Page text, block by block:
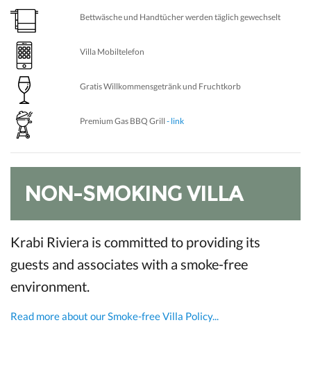
Bettwäsche und Handtücher werden täglich gewechselt
Villa Mobiltelefon
Gratis Willkommensgetränk und Fruchtkorb
Premium Gas BBQ Grill - link
NON-SMOKING VILLA
Krabi Riviera is committed to providing its
guests and associates with a smoke-free
environment.
Read more about our Smoke-free Villa Policy...